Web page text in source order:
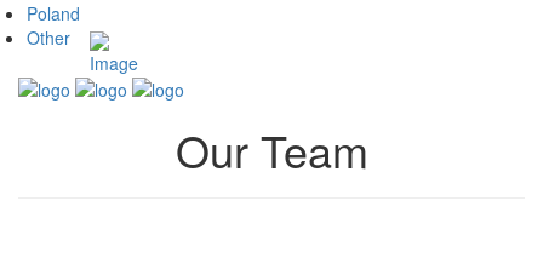
Poland
Other
Our Team